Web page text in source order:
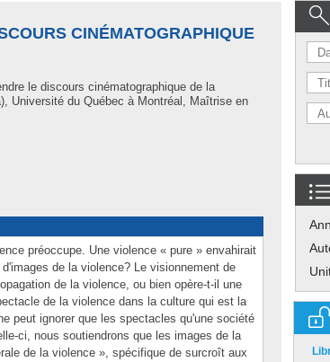
CINÉMATOGRAPHIQUE
le discours cinématographique de la
Université du Québec à Montréal, Maîtrise en
préoccupe. Une violence « pure » envahirait
de la violence? Le visionnement de
de la violence, ou bien opère-t-il une
de la violence dans la culture qui est la
peut ignorer que les spectacles qu'une société
ci, nous soutiendrons que les images de la
de la violence », spécifique de surcroît aux